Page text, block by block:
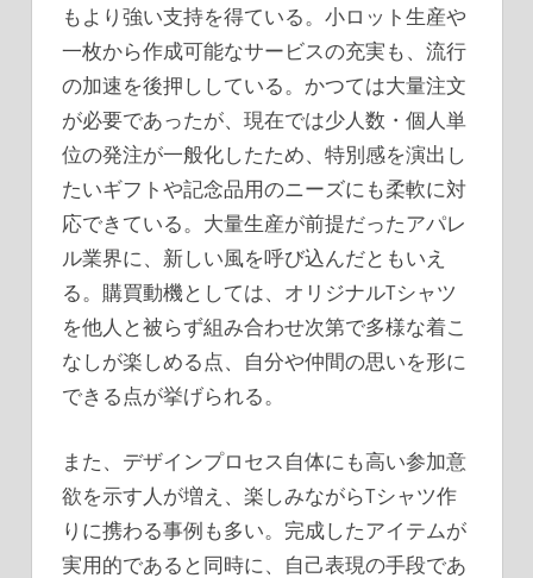
もより強い支持を得ている。小ロット生産や
一枚から作成可能なサービスの充実も、流行
の加速を後押ししている。かつては大量注文
が必要であったが、現在では少人数・個人単
位の発注が一般化したため、特別感を演出し
たいギフトや記念品用のニーズにも柔軟に対
応できている。大量生産が前提だったアパレ
ル業界に、新しい風を呼び込んだともいえ
る。購買動機としては、オリジナルTシャツ
を他人と被らず組み合わせ次第で多様な着こ
なしが楽しめる点、自分や仲間の思いを形に
できる点が挙げられる。
また、デザインプロセス自体にも高い参加意
欲を示す人が増え、楽しみながらTシャツ作
りに携わる事例も多い。完成したアイテムが
実用的であると同時に、自己表現の手段であ